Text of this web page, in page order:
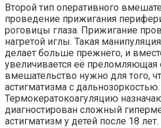
Второй тип оперативного
проведение прижигания
роговицы глаза. Прижигание
нагретой иглы. Такая
делает больше прежнего, и
увеличивается её преломляющая
вмешательство нужно для того,
астигматизма с дальнозоркостью.
Термокератокоагуляцию
диагностирован сложный
астигматизм у детей после 18 лет.